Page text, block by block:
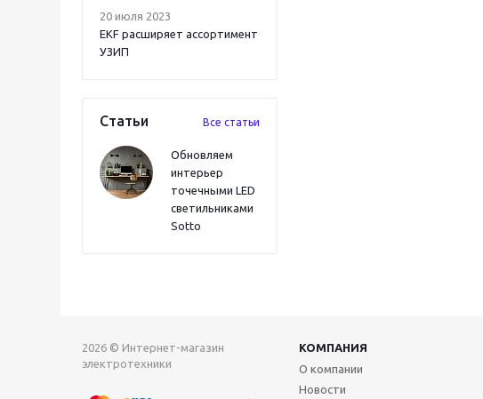
20 июля 2023
EKF расширяет ассортимент
УЗИП
Статьи Все статьи
Обновляем
интерьер
точечными LED
светильниками
Sotto
2026 © Интернет-магазин
электротехники
КОМПАНИЯ
О компании
Новости